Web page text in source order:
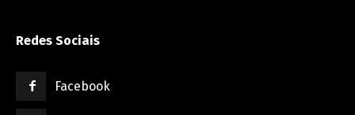
Redes Sociais
Facebook